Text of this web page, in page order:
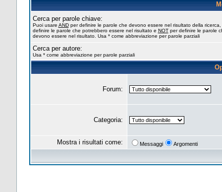
Cerca per parole chiave:
Puoi usare ANDper definire le parole che devono essere nel risultato della ricerca,
definire le parole che potrebbero essere nel risultato e NOTper definire le parole
devono essere nel risultato. Usa * come abbreviazione per parole parziali
Cerca per autore:
Usa * come abbreviazione per parole parziali
Forum:
Categoria:
Mostra i risultati come: Messaggi Argomenti